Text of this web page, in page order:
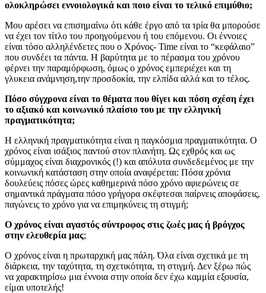
ολοκληρώσει εννοιολογικά και ποιο είναι το τελικό επιμύθιο;
Μου αρέσει να επισημαίνω ότι κάθε έργο από τα τρία θα μπορούσε
να έχει τον τίτλο του προηγούμενου ή του επόμενου. Οι έννοιες
είναι τόσο αλληλένδετες που ο Χρόνος- Time είναι το “κεφάλαιο”
που συνδέει τα πάντα. Η βαρύτητα με το πέρασμα του χρόνου
φέρνει την παραμόρφωση, όμως ο χρόνος εμπεριέχει και τη
γλυκεια ανάμνηση,την προσδοκία, την ελπίδα αλλά και το τέλος.
Πόσο σύγχρονα είναι το θέματα που θίγει και πόση σχέση έχει
το αξιακό και κοινωνικό πλαίσιο του με την ελληνική
πραγματικότητα;
Η ελληνική πραγματικότητα είναι η παγκόσμια πραγματικότητα. Ο
χρόνος είναι ισάξιος παντού στον πλανήτη. Ως εχθρός και ως
σύμμαχος είναι διαχρονικός (!) και απόλυτα συνδεδεμένος με την
κοινωνική κατάσταση στην οποία αναφέρεται: Πόσα χρόνια
δουλεύεις πόσες ώρες καθημερινά πόσο χρόνο αφιερώνεις σε
σημαντικά πράγματα πόσο γρήγορα σκέφτεσαι παίρνεις αποφάσεις,
παγώνεις το χρόνο για να επιμηκύνεις τη στιγμή;
Ο χρόνος είναι αγαστός σύντροφος στις ζωές μας ή βρόγχος
στην ελευθερία μας;
Ο χρόνος είναι η πρωταρχική μας πάλη. Όλα είναι σχετικά με τη
διάρκεια, την ταχύτητα, τη σχετικότητα, τη στιγμή. Δεν ξέρω πώς
να χαρακτηρίσω μια έννοια στην οποία δεν έχω καμμία εξουσία,
είμαι υποτελής!